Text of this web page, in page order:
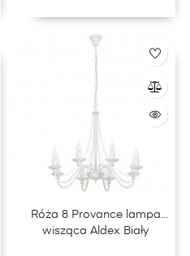
Róża 8 Provance lampa
wisząca Aldex Biały